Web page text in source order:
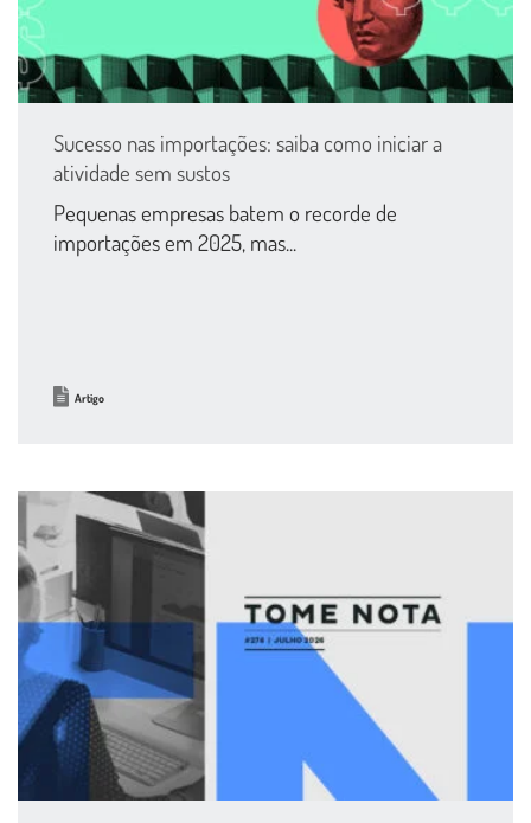
Sucesso nas importações: saiba como iniciar a
atividade sem sustos
Pequenas empresas batem o recorde de
importações em 2025, mas...
Artigo